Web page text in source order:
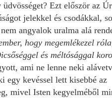
Ezt először az
jelekkel és csodákkal,
angyalok uralma alá
hogy megemlékezel
és méltósággal
ami ne lenne neki
egy kevéssel lett kisebbé az
mivel Isten kegyelméből